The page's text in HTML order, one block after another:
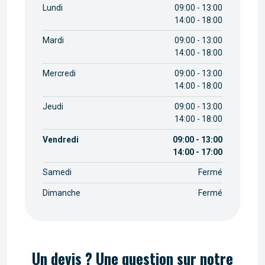
Lundi
09:00 - 13:00
14:00 - 18:00
Mardi
09:00 - 13:00
14:00 - 18:00
Mercredi
09:00 - 13:00
14:00 - 18:00
Jeudi
09:00 - 13:00
14:00 - 18:00
Vendredi
09:00 - 13:00
14:00 - 17:00
Samedi Fermé
Dimanche Fermé
Un devis ? Une question sur notre